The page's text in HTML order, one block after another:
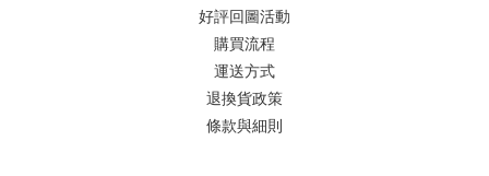
好評回圖活動
購買流程
運送方式
退換貨政策
條款與細則